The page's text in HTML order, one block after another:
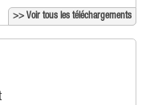
>> Voir tous les téléchargements